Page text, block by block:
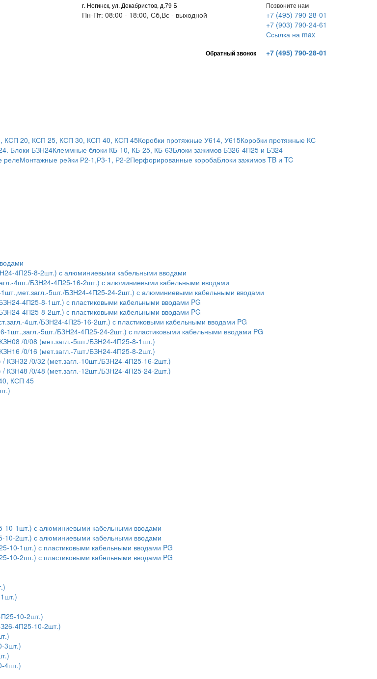
г. Ногинск, ул. Декабристов, д.79 Б
Пн-Пт: 08:00 - 18:00, Сб,Вс - выходной
Позвоните нам
+7 (495) 790-28-01
+7 (903) 790-24-61
Ссылка на max
Обратный звонок +7 (495) 790-28-01
КСП 20, КСП 25, КСП 30, КСП 40, КСП 45Коробки протяжные У614, У615Коробки протяжные КС
Блоки БЗН24Клеммные блоки КБ-10, КБ-25, КБ-63Блоки зажимов БЗ26-4П25 и БЗ24-
релеМонтажные рейки Р2-1,Р3-1, Р2-2Перфорированные коробаБлоки зажимов TB и TC
4П25-8-2шт.) с алюминиевыми кабельными вводами
4шт./БЗН24-4П25-16-2шт.) с алюминиевыми кабельными вводами
5шт./БЗН24-4П25-24-2шт.) с алюминиевыми кабельными вводами
4П25-8-1шт.) с пластиковыми кабельными вводами PG
4П25-8-2шт.) с пластиковыми кабельными вводами PG
4шт./БЗН24-4П25-16-2шт.) с пластиковыми кабельными вводами PG
5шт./БЗН24-4П25-24-2шт.) с пластиковыми кабельными вводами PG
/0/08 (мет.загл.-5шт./БЗН24-4П25-8-1шт.)
/0/16 (мет.загл.-7шт./БЗН24-4П25-8-2шт.)
КЗН32 /0/32 (мет.загл.-10шт./БЗН24-4П25-16-2шт.)
КЗН48 /0/48 (мет.загл.-12шт./БЗН24-4П25-24-2шт.)
КСП 45
1шт.) с алюминиевыми кабельными вводами
2шт.) с алюминиевыми кабельными вводами
10-1шт.) с пластиковыми кабельными вводами PG
10-2шт.) с пластиковыми кабельными вводами PG
10-2шт.)
4П25-10-2шт.)
3шт.)
4шт.)